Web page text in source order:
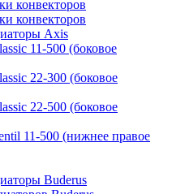
конвекторов
конвекторов
Axis
11-500 (боковое
22-300 (боковое
22-500 (боковое
11-500 (нижнее правое
Buderus